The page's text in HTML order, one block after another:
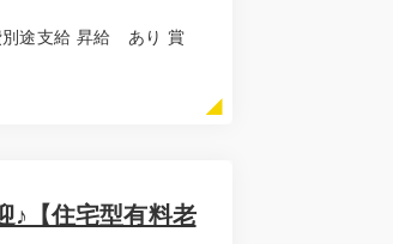
別途支給 昇給 あり 賞
♪【住宅型有料老